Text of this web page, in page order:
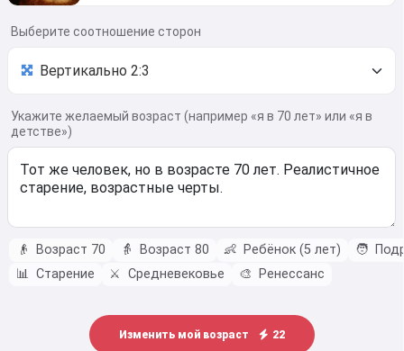
Выберите соотношение сторон
Укажите желаемый возраст (например «я в 70 лет» или «я в
детстве»)
👴 Возраст 70 👵 Возраст 80 👶 Ребёнок (5 лет) 🧑
📊 Старение ⚔️ Средневековье 🎨 Ренессанс
Изменить мой возраст 22